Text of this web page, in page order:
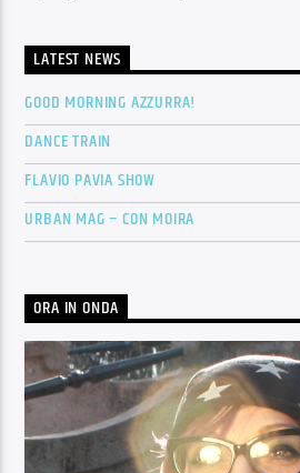
LATEST NEWS
GOOD MORNING AZZURRA!
DANCE TRAIN
FLAVIO PAVIA SHOW
URBAN MAG – CON MOIRA
ORA IN ONDA